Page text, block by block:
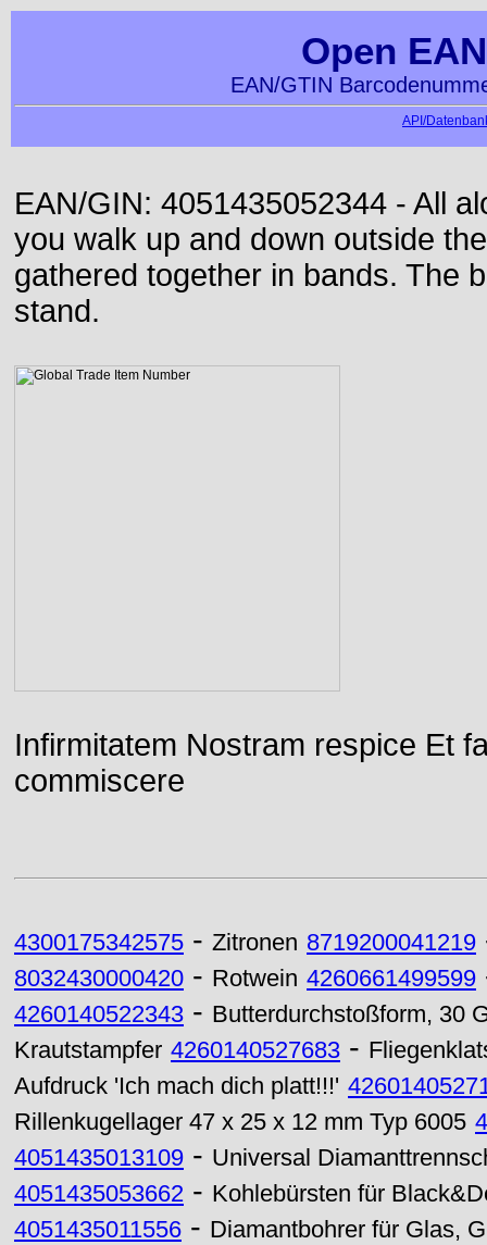
Open
EAN/GTIN
API/
EAN/GIN: 4051435052344 - All
you walk up and down outside
gathered together in bands. The
stand.
Infirmitatem Nostram respice Et
commiscere
4300175342575 - Zitronen 8719200041219
8032430000420 - Rotwein 4260661499599
4260140522343 - Butterdurchstoßform, 30
Krautstampfer 4260140527683 -
Aufdruck 'Ich mach dich platt!!!'
Rillenkugellager 47 x 25 x 12 mm Typ 6005
4051435013109 - Universal
4051435053662 - Kohlebürsten für
4051435011556 - Diamantbohrer für Glas,